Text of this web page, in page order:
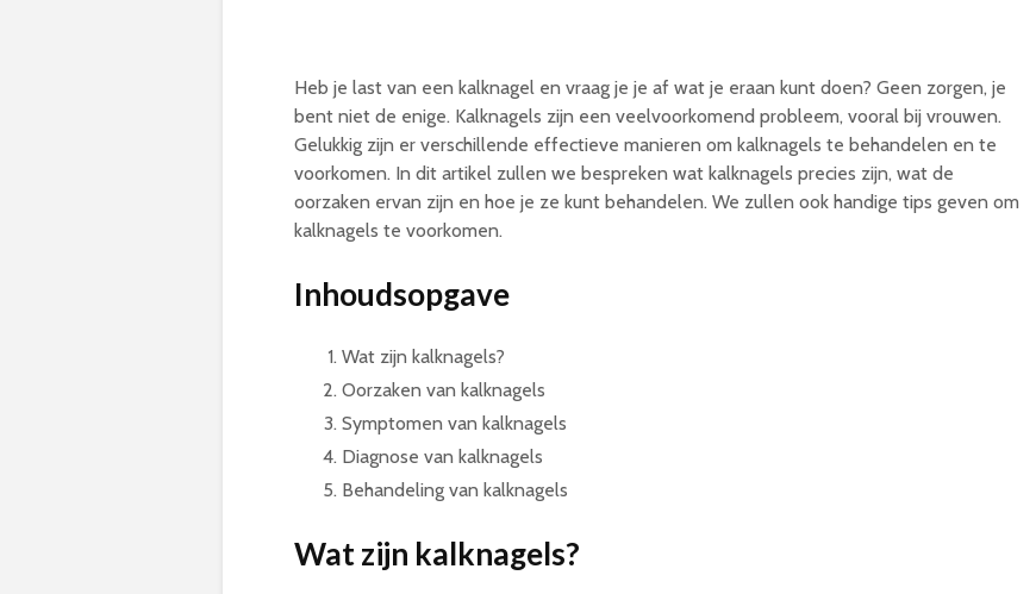
Heb je last van een kalknagel en vraag je je af wat je eraan kunt doen? Geen zorgen, je
bent niet de enige. Kalknagels zijn een veelvoorkomend probleem, vooral bij vrouwen.
Gelukkig zijn er verschillende effectieve manieren om kalknagels te behandelen en te
voorkomen. In dit artikel zullen we bespreken wat kalknagels precies zijn, wat de
oorzaken ervan zijn en hoe je ze kunt behandelen. We zullen ook handige tips geven om
kalknagels te voorkomen.
Inhoudsopgave
Wat zijn kalknagels?
Oorzaken van kalknagels
Symptomen van kalknagels
Diagnose van kalknagels
Behandeling van kalknagels
Wat zijn kalknagels?